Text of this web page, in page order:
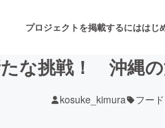
プロジェクトを掲載するにははじ
な挑戦！ 沖縄
kosuke_kimura フー